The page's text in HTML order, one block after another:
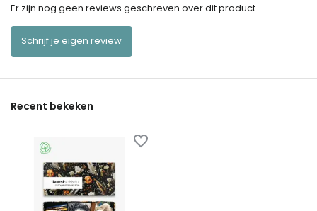
Er zijn nog geen reviews geschreven over dit product..
Schrijf je eigen review
Recent bekeken